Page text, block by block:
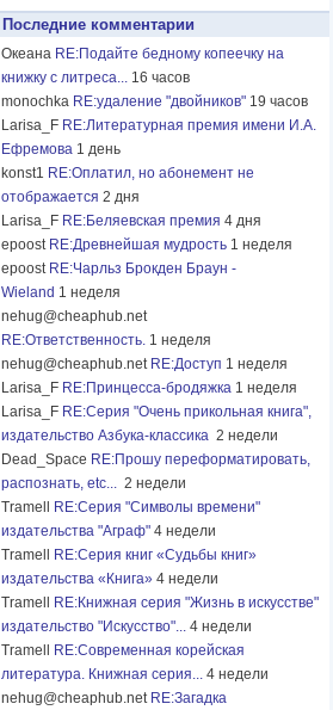
Последние комментарии
Океана RE:Подайте бедному копеечку на
книжку с литреса... 16 часов
monochka RE:удаление "двойников" 19 часов
Larisa_F RE:Литературная премия имени И.А.
Ефремова 1 день
konst1 RE:Оплатил, но абонемент не
отображается 2 дня
Larisa_F RE:Беляевская премия 4 дня
epoost RE:Древнейшая мудрость 1 неделя
epoost RE:Чарльз Брокден Браун -
Wieland 1 неделя
nehug@cheaphub.net
RE:Ответственность. 1 неделя
nehug@cheaphub.net RE:Доступ 1 неделя
Larisa_F RE:Принцесса-бродяжка 1 неделя
Larisa_F RE:Серия "Очень прикольная книга",
издательство Азбука-классика 2 недели
Dead_Space RE:Прошу переформатировать,
распознать, etc... 2 недели
Tramell
RE:Серия "Символы времени"
издательства "Аграф" 4 недели
Tramell
RE:Серия книг «Судьбы книг»
издательства «Книга» 4 недели
Tramell
RE:Книжная серия "Жизнь в искусстве"
издательство "Искусство"... 4 недели
Tramell
RE:Современная корейская
литература. Книжная серия... 4 недели
nehug@cheaphub.net RE:Загадка